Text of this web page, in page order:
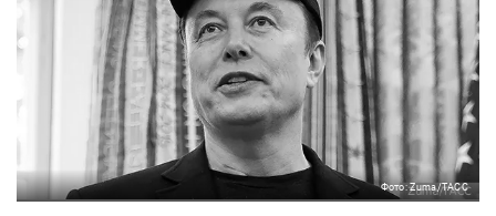
Фото: Zuma/ТАСС